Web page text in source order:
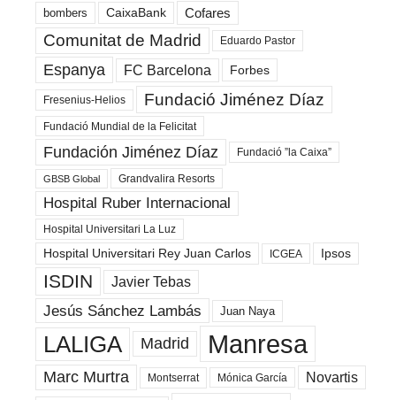
bombers CaixaBank Cofares
Comunitat de Madrid Eduardo Pastor
Espanya FC Barcelona Forbes
Fresenius-Helios Fundació Jiménez Díaz
Fundació Mundial de la Felicitat
Fundación Jiménez Díaz Fundació ”la Caixa”
GBSB Global Grandvalira Resorts
Hospital Ruber Internacional
Hospital Universitari La Luz
Hospital Universitari Rey Juan Carlos ICGEA Ipsos
ISDIN Javier Tebas
Jesús Sánchez Lambás Juan Naya
LALIGA Madrid Manresa
Marc Murtra Montserrat Mónica García Novartis